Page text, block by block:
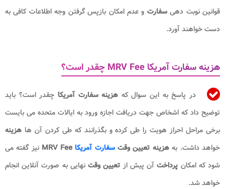
قوانین نوبت دهیسفارت و عدم امکان بازپس گرفتن وجه اطلاعات کافی به
دست خواهند آورد.
هزینه سفارت آمریکا MRV Fee​ چقدر است؟
در پاسخ به این سوال که هزینه سفارت آمریکا چقدر است؟ باید
توضیح داد که اشخاص جهت دریافت اجازه ورود به ایالات متحده می بایست
برخی مراحل احراز هویت را طی کرده و بگذرانند که طی کردن آن ها هزینه
خواهد داشت. بههزینه تعیین وقت سفارت آمریکا MRV Fee
نیز گفته می
شود که امکان پرداخت آن پیش از تعیین وقتنهایی به صورت آنلاین انجام
خواهد شد.